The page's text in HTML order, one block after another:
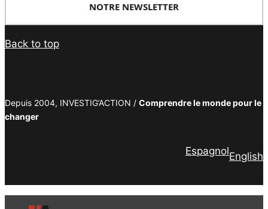
NOTRE NEWSLETTER
Back to top
Depuis 2004, INVESTIG’ACTION / Comprendre le monde pour le
changer
EspagnolEnglish